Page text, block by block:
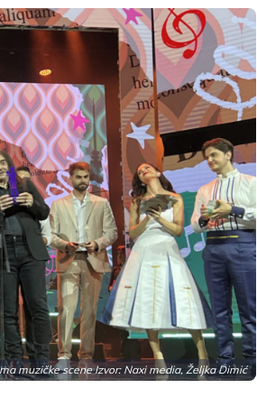
muzičke scene Izvor: Naxi media, Željka Dimić